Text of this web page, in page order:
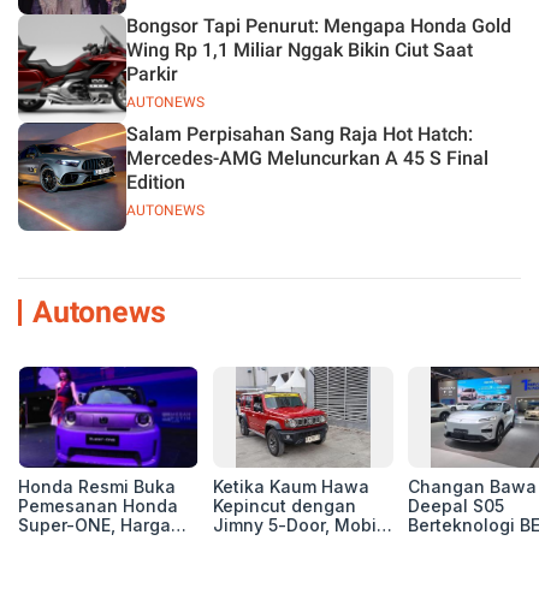
AUTONEWS
Bongsor Tapi Penurut: Mengapa Honda Gold
Wing Rp 1,1 Miliar Nggak Bikin Ciut Saat
Parkir
AUTONEWS
Salam Perpisahan Sang Raja Hot Hatch:
Mercedes-AMG Meluncurkan A 45 S Final
Edition
Autonews
Honda Resmi Buka
Pemesanan Honda
Super-ONE, Harga
Ketika Kaum Hawa
Kepincut dengan
Jimny 5-Door, Mobil
Changan Bawa
Deepal S05
Berteknologi